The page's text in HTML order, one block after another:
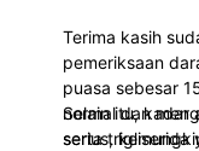
Terima kasih
pemeriksaan
puasa sebesar
normal dan
serius,
Selain itu, kadar
serta trigliserida